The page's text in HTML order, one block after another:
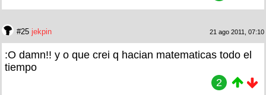
#25 jekpin 21 ago 2011, 07:10
:O damn!! y o que crei q hacian matematicas todo el
tiempo
2